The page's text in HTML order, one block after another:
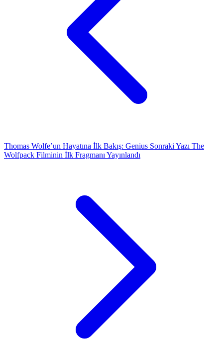
Thomas Wolfe’un Hayatına İlk Bakış: Genius Sonraki Yazı The
Wolfpack Filminin İlk Fragmanı Yayınlandı